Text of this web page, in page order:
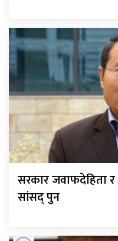
सरकार जवाफदेहिता र
सांसद् पुन